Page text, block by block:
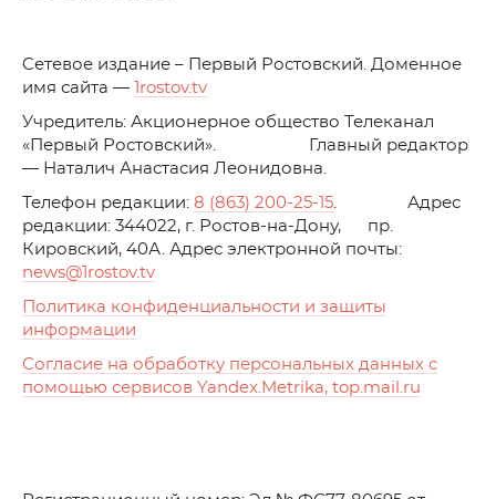
Cетевое издание – Первый Ростовский. Доменное
имя сайта —
1rostov.tv
Учредитель: Акционерное общество Телеканал
«Первый Ростовский». Главный редактор
— Наталич Анастасия Леонидовна.
Телефон редакции: 8 (863) 200-25-15. Адрес
редакции: 344022, г. Ростов-на-Дону, пр.
Кировский, 40А. Адрес электронной почты:
news@1rostov.tv
Политика конфиденциальности и защиты
информации
Согласие на обработку персональных данных с
помощью сервисов Yandex.Metrika, top.mail.ru